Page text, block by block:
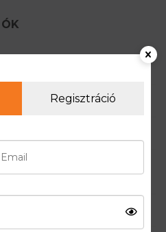
merinó gyapjú, 21%
1% elasztán
Regisztráció